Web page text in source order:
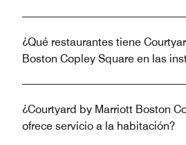
¿Qué restaurantes tiene
Boston Copley Square en las
¿Courtyard by Marriott Boston
ofrece servicio a la habitación?